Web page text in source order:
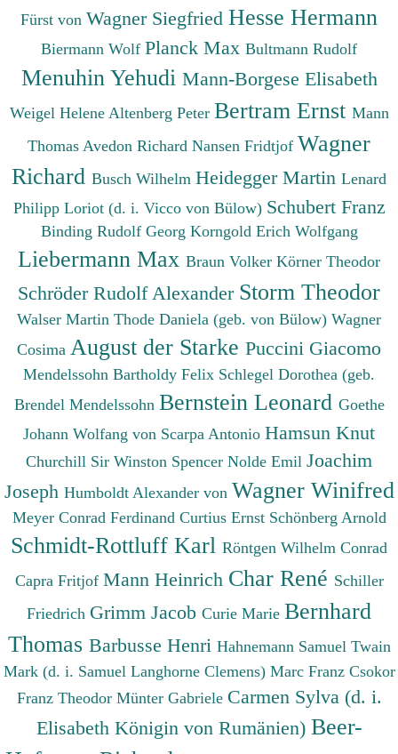
Fürst von Wagner Siegfried Hesse Hermann
Biermann Wolf Planck Max Bultmann Rudolf
Menuhin Yehudi Mann-Borgese Elisabeth
Weigel Helene Altenberg Peter Bertram Ernst Mann
Thomas Avedon Richard Nansen Fridtjof Wagner
Richard Busch Wilhelm Heidegger Martin Lenard
Philipp Loriot (d. i. Vicco von Bülow) Schubert Franz
Binding Rudolf Georg Korngold Erich Wolfgang
Liebermann Max Braun Volker Körner Theodor
Schröder Rudolf Alexander Storm Theodor
Walser Martin Thode Daniela (geb. von Bülow) Wagner
Cosima August der Starke Puccini Giacomo
Mendelssohn Bartholdy Felix Schlegel Dorothea (geb.
Brendel Mendelssohn Bernstein Leonard Goethe
Johann Wolfang von Scarpa Antonio Hamsun Knut
Churchill Sir Winston Spencer Nolde Emil Joachim
Joseph Humboldt Alexander von Wagner Winifred
Meyer Conrad Ferdinand Curtius Ernst Schönberg Arnold
Schmidt-Rottluff Karl Röntgen Wilhelm Conrad
Capra Fritjof Mann Heinrich Char René Schiller
Friedrich Grimm Jacob Curie Marie Bernhard
Thomas Barbusse Henri Hahnemann Samuel Twain
Mark (d. i. Samuel Langhorne Clemens) Marc Franz Csokor
Franz Theodor Münter Gabriele Carmen Sylva (d. i.
Elisabeth Königin von Rumänien) Beer-